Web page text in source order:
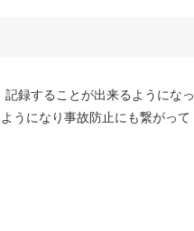
録することが出来るようになっ
うになり事故防止にも繋がって